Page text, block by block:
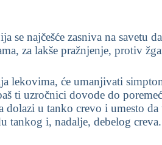
se najčešće zasniva na
za lakše pražnjenje, protiv
lekovima, će umanjivati
ti uzročnici dovode do
dolazi u tanko crevo i umesto
tankog i, nadalje, debelog creva.